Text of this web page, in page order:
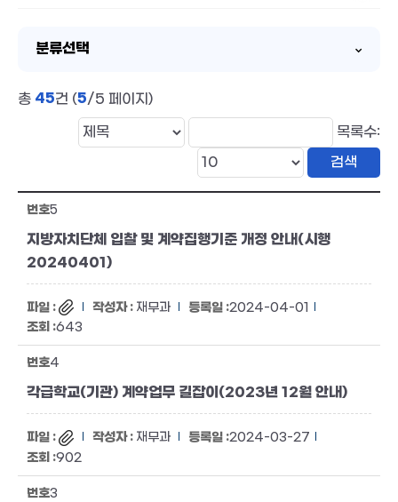
분류선택
총 45건 (5/5 페이지)
목록수:
5
지방자치단체 입찰 및 계약집행기준 개정 안내(시행
20240401)
재무과
2024-04-01
643
4
각급학교(기관) 계약업무 길잡이(2023년 12월 안내)
재무과
2024-03-27
902
3